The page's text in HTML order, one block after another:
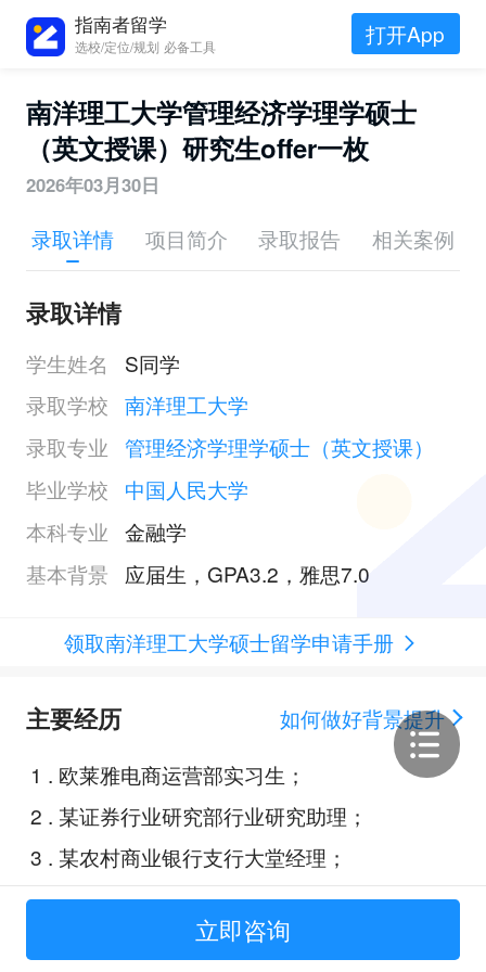
指南者留学
选校/定位/规划 必备工具 打开App
南洋理工大学管理经济学理学硕士
（英文授课）研究生offer一枚
2026年03月30日
录取详情 项目简介 录取报告 相关案例
录取详情
学生姓名
S同学
录取学校 南洋理工大学
录取专业 管理经济学理学硕士（英文授课）
毕业学校
中国人民大学
本科专业 金融学
基本背景
应届生，GPA3.2，雅思7.0
领取南洋理工大学硕士留学申请手册
主要经历
如何做好背景提升
1 . 欧莱雅电商运营部实习生；
2 . 某证券行业研究部行业研究助理；
3 . 某农村商业银行支行大堂经理；
4.synchronicity 城市规划项目部外聘
立即咨询